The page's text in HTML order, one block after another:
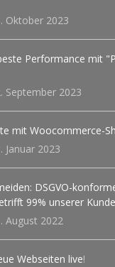
Oktober 2023
Performance mit
September 2023
mit Woocommerce-
Januar 2023
DSGVO-
99% unserer
August 2022
Webseiten live!